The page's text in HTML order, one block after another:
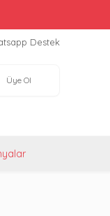
Destek
Üye Ol